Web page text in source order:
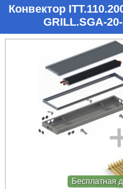
Конвектор
GRILL.SGA-
Бесплатная